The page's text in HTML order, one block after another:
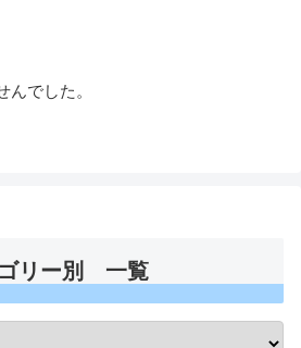
んでした。
リー別 一覧